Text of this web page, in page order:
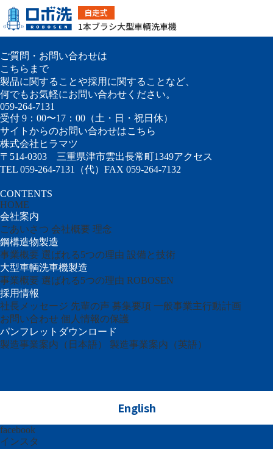
自走式
1本ブラシ大型車輌洗車機
どっかん
採用情報 お問い合わせ
ご質問・お問い合わせは
こちらまで
製品に関することや採用に関することなど、
何でもお気軽にお問い合わせください。
059-264-7131
受付 9：00〜17：00（土・日・祝日休）
サイトからのお問い合わせはこちら
株式会社ヒラマツ
〒514-0303 三重県津市雲出長常町1349アクセス
TEL 059-264-7131（代） FAX 059-264-7132
CONTENTS
HOME
会社案内
ごあいさつ 会社概要 理念
鋼構造物製造
事業概要 選ばれる5つの理由 設備と技術
大型車輌洗車機製造
事業概要 選ばれる5つの理由 ROBOSEN
採用情報
社長メッセージ 先輩の声 募集要項 一般事業主行動計画
お問い合わせ 個人情報の保護
パンフレットダウンロード
製造事業案内（日本語）
製造事業案内（英語）
English
facebook
インスタ